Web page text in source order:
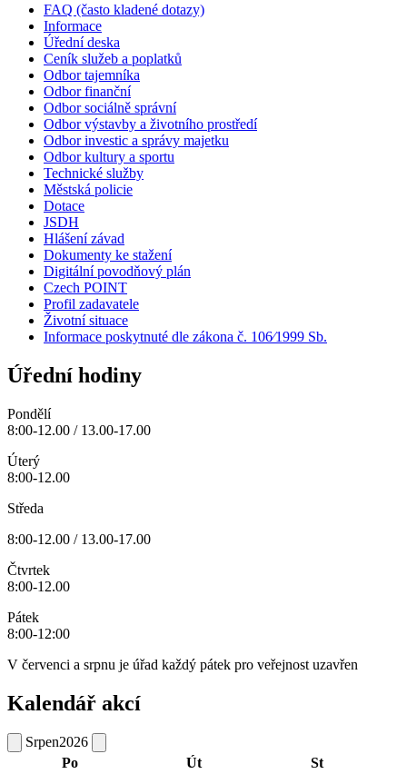
FAQ (často kladené dotazy)
Informace
Úřední deska
Ceník služeb a poplatků
Odbor tajemníka
Odbor finanční
Odbor sociálně správní
Odbor výstavby a životního prostředí
Odbor investic a správy majetku
Odbor kultury a sportu
Technické služby
Městská policie
Dotace
JSDH
Hlášení závad
Dokumenty ke stažení
Digitální povodňový plán
Czech POINT
Profil zadavatele
Životní situace
Informace poskytnuté dle zákona č. 106⁄1999 Sb.
Úřední hodiny
Pondělí
8:00-12.00 / 13.00-17.00
Úterý
8:00-12.00
Středa
8:00-12.00 / 13.00-17.00
Čtvrtek
8:00-12.00
Pátek
8:00-12:00
V červenci a srpnu je úřad každý pátek pro veřejnost uzavřen
Kalendář akcí
Srpen2026
Po
Út
St